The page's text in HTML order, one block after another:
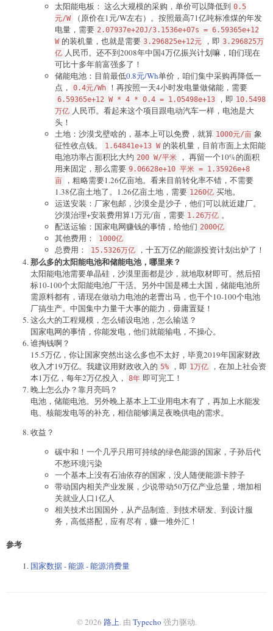
太阳能电板： 这么大规模的采购，单价可以降低到 0.5
元/W
（原价在1元/W左右）。按照最高71亿吨标准煤的年发
电量，需要 2.07937e+20J/3.1536e+07s = 6.59365e+12
W 的装机量，也就是需要 3.296825e+12元 ，即 3.296825万
亿 人民币。还不到2008年中国4万亿振兴计划嘛，咱们现在
可比十多年前富强多了！
储能电池：目前最低0.8元/Wh单价，咱们集中采购再降低一
点，
0.4元/Wh ！再按照一天4小时发电量做储能，需要
6.59365e+12 W * 4 * 0.4 = 1.05498e+13 ，即 10.5498
万亿 人民币。看起来这个项目跟电动汽车一样，电池是大
头！
土地：沙漠戈壁啥的，基本上可以免费，就算 1000元/亩 象
征性收点钱。
1.64841e+13 W 的装机量，目前市面上太阳能
电池功率占面积比大约 200 W/平米
， 再留一个10%的面积
用来固定，那么需要 9.06628e+10 平米 = 1.35926e+8
亩
，粗略需要1.26亿亩地。看来目前转化率不错，不需要
1.38亿亩土地了。1.26亿亩土地，需要 1260亿 买地。
运送安装：厂家包邮，沙漠全是沙子，他们可以就近建厂。
沙漠治理+安装费用算1万元/亩，需要 1.26万亿 。
配送运输：国家电网赚钱的事情，给他们 2000亿
其他费用： 1000亿
总费用： 15.5326万亿 ，十五万亿的能源投资计划出炉了！
那么多的太阳能电池和储能电池，哪里来？
太阳能电池需要单晶硅，沙漠里面都是沙，就地取材即可。然后招
标10-100个太阳能电池厂干活。另外中国是稀土大国，储能电池所
需原料都有，请现在做动力电池的老曹出马，也干个10-100个电池
厂搞生产。中国集中力量干大事的能力，毋庸置疑！
这么大的工程规模，怎么铺设电池，怎么输送？
国家电网的事情，你能发电，他们就能输电，不操心。
谁掏钱啊？
15.5万亿，你让国家突然出这么多也不太好，毕竟2019年国家财政
收入才19万亿。我建议用财政收入的 5% ，即 1万亿
，在加上社会资
本1万亿，每年2万亿投入，
8年 即可完工！
晚上怎么办？靠月亮吗？
电池，储能电池。另外晚上基本上工业用电木有了，再加上水能发
电、核能发电等的补充，相信能够满足夜晚供电的需求。
收益？
碳中和！一个几乎只用可持续的绿色能源的国家，子孙后代
不愁环境污染
一个基本上没有石油依存的国家，没人随便能源卡脖子
带动国内相关产业发展，少说带动50万亿产业总量，增加相
关就业人口1亿人
相关技术出国国外，从产品制造、到技术研发、到设计服
务，高低搭配，应有尽有，赚一堆外汇！
参考
国家数据 - 能源 - 能源消费量
© 2026 路上. 由 Typecho 强力驱动.